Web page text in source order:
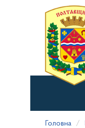
матеріалу
Головна